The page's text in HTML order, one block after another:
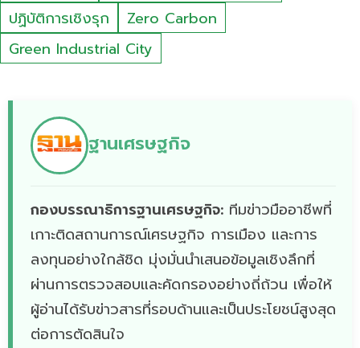
ปฏิบัติการเชิงรุก
Zero Carbon
Green Industrial City
ฐานเศรษฐกิจ
กองบรรณาธิการฐานเศรษฐกิจ: ทีมข่าวมืออาชีพที่
เกาะติดสถานการณ์เศรษฐกิจ การเมือง และการ
ลงทุนอย่างใกล้ชิด มุ่งมั่นนำเสนอข้อมูลเชิงลึกที่
ผ่านการตรวจสอบและคัดกรองอย่างถี่ถ้วน เพื่อให้
ผู้อ่านได้รับข่าวสารที่รอบด้านและเป็นประโยชน์สูงสุด
ต่อการตัดสินใจ